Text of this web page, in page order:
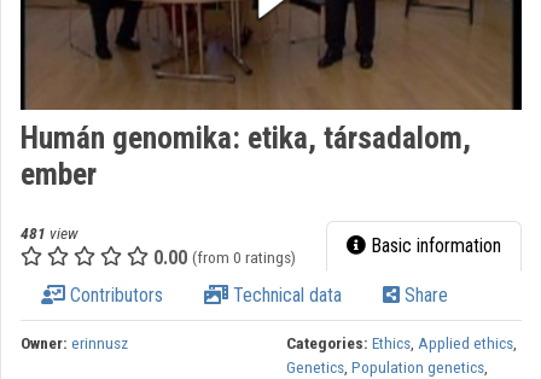
Log In
Categories
Organizations
Contributors
Humán genomika: etika, társadalom,
ember
481 view
0.00 (from 0 ratings) Basic information
Contributors Technical data Share
Owner: erinnusz Categories: Ethics, Applied ethics,
Genetics, Population genetics,